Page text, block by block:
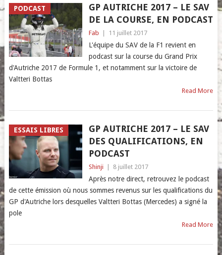
PODCAST
GP AUTRICHE 2017 – LE SAV
DE LA COURSE, EN PODCAST
Fab 11 juillet 2017
L'équipe du SAV de la F1 revient en
podcast sur la course du Grand Prix
d'Autriche 2017 de Formule 1, et notamment sur la victoire de
Valtteri Bottas
Read More
ESSAIS LIBRES
GP AUTRICHE 2017 – LE SAV
DES QUALIFICATIONS, EN
PODCAST
Shinji 8 juillet 2017
Après notre direct, retrouvez le podcast
de cette émission où nous sommes revenus sur les qualifications du
GP d'Autriche lors desquelles Valtteri Bottas (Mercedes) a signé la
pole
Read More